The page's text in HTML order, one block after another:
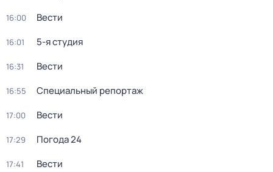
16:00 Вести
16:01 5-я студия
16:31 Вести
16:55 Специальный репортаж
17:00 Вести
17:29 Погода 24
17:41 Вести